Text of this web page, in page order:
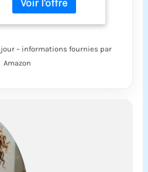
sans panneaux ni
soutien-gorge à
du judas sont
amusants et
séduisants. Bas
– informations fournies par
Amazon